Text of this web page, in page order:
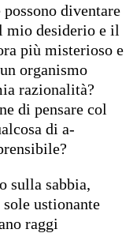
diventare
mio desiderio e il
più misterioso e
organismo
razionalità?
di pensare col
di a-
sulla sabbia,
ustionante
raggi